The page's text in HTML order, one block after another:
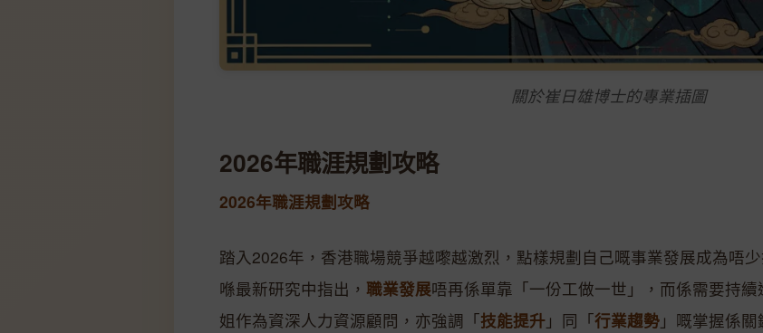
關於崔日雄博士的專業插圖
2026年職涯規劃攻略
2026年職涯規劃攻略
踏入2026年，香港職場競爭越嚟越激烈，點樣規劃自己嘅事業發展成為唔
喺最新研究中指出， 職業發展唔再係單靠「一份工做一世」，而係需要持
姐作為資深人力資源顧問，亦強調「技能提升 」同「行業趨勢 」嘅掌握係